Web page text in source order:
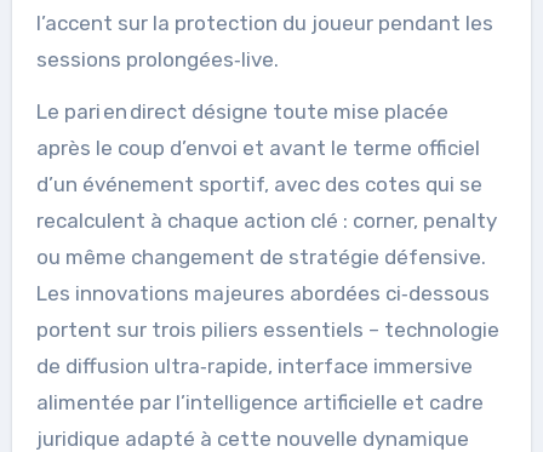
l’accent sur la protection du joueur pendant les
sessions prolongées‑live.
Le pari en direct désigne toute mise placée
après le coup d’envoi et avant le terme officiel
d’un événement sportif, avec des cotes qui se
recalculent à chaque action clé : corner, penalty
ou même changement de stratégie défensive.
Les innovations majeures abordées ci‑dessous
portent sur trois piliers essentiels – technologie
de diffusion ultra‑rapide, interface immersive
alimentée par l’intelligence artificielle et cadre
juridique adapté à cette nouvelle dynamique